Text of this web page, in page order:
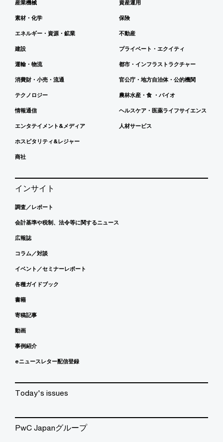
産業機械
素材・化学
エネルギー・資源・鉱業
建設
運輸・物流
消費財・小売・流通
テクノロジー
情報通信
エンタテイメント&メディア
ホスピタリティ&レジャー
商社
資産運用
保険
不動産
プライベート・エクイティ
都市・インフラストラクチャー
官公庁・地方自治体・公的機関
農林水産・食 ・バイオ
ヘルスケア・医薬ライフサイエンス
人材サービス
インサイト
調査／レポート
会計基準や税制、法令等に関するニュース
広報誌
コラム／対談
イベント／セミナーレポート
各種ガイドブック
書籍
寄稿記事
動画
事例紹介
eニュースレター配信登録
Today's issues
PwC Japanグループ